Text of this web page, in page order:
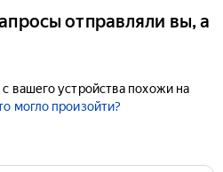
отправляли вы, а
вашего устройства похожи на
могло произойти?